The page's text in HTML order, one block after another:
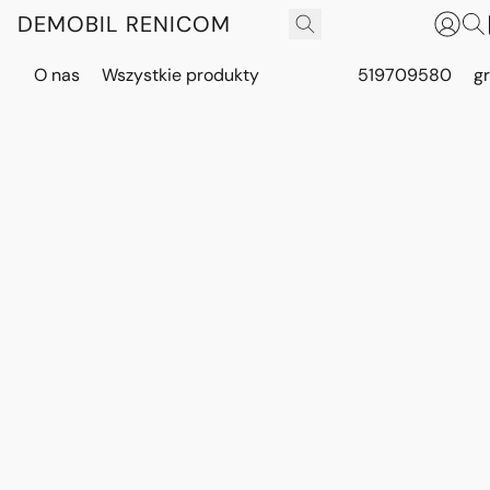
DEMOBIL RENICOM
O nas Wszystkie produkty 519709580